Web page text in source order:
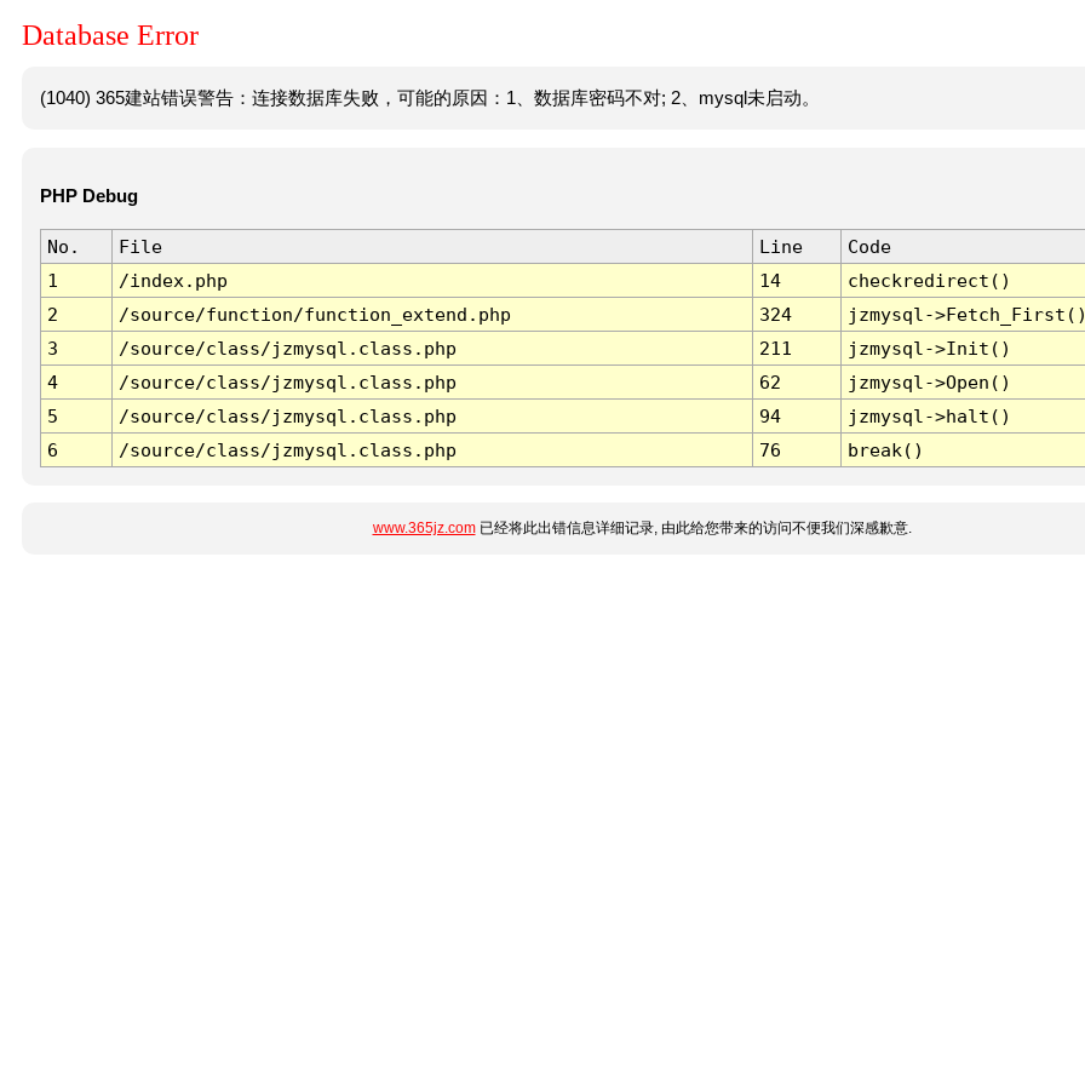
Database Error
(1040) 365建站错误警告：连接数据库失败，可能的原因：1、数据库密码不对; 2、mysql未启动。
PHP Debug
No. File Line
Code
1
/index.php 14
checkredirect()
2
/source/function/function_extend.php 324
jzmysql-
3
/source/class/jzmysql.class.php 211
jzmysql->Init()
4
/source/class/jzmysql.class.php 62
jzmysql->Open()
5
/source/class/jzmysql.class.php 94
jzmysql->halt()
6
/source/class/jzmysql.class.php 76 break()
www.365jz.com已经将此出错信息详细记录, 由此给您带来的访问不便我们深感歉意.